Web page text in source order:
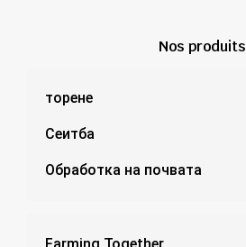
Nos produits
торене
Сеитба
Обработка на почвата